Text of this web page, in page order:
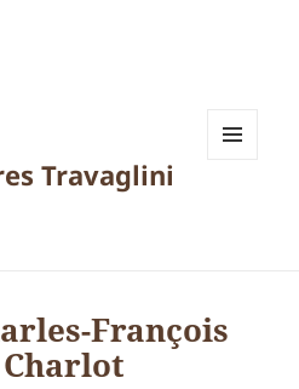
Travaglini
François
Charlot